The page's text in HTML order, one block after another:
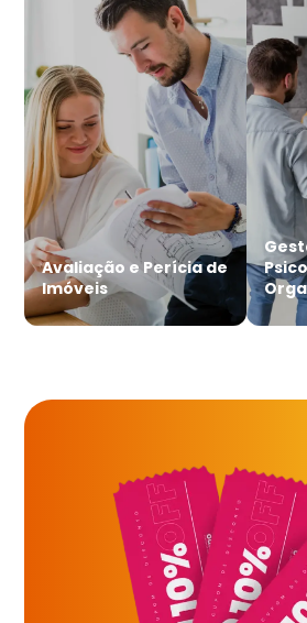
Avaliação e Perícia de
Imóveis